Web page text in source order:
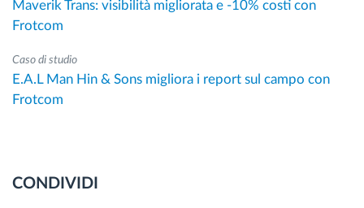
Maverik Trans: visibilità migliorata e -10% costi con
Frotcom
Caso di studio
E.A.L Man Hin & Sons migliora i report sul campo con
Frotcom
CONDIVIDI